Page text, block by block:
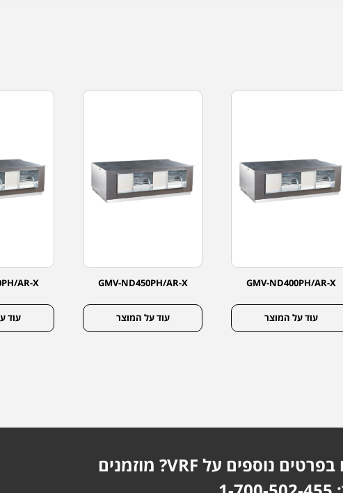
GMV-ND400PH/AR-X
עוד על המוצר
GMV-ND450PH/AR-X
עוד על המוצר
AR-X
עוד
מעוניינים בפרטים נוספים על VRF? מוזמנים